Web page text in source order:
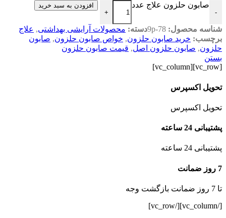
-
صابون حلزون علاج عدد
+
افزودن به سبد خرید
شناسه محصول: 9p-78دسته: محصولات آرایشی بهداشتی, علاج
برچسب: خرید صابون حلزون, خواص صابون حلزون, صابون
حلزون, صابون حلزون اصل, قیمت صابون حلزون
بستن
[vc_row][vc_column]
تحویل اکسپرس
تحویل اکسپرس
پشتیبانی 24 ساعته
پشتیبانی 24 ساعته
7 روز ضمانت
تا 7 روز ضمانت بازگشت وجه
[/vc_column][/vc_row]